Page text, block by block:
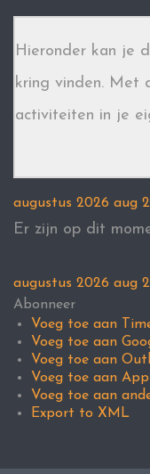
Hieronder kan je
kring vinden. Met
activiteiten in je
augustus 2026 aug
Er zijn op dit
augustus 2026 aug
Abonneer
Voeg toe aan
Voeg toe aan
Voeg toe aan
Voeg toe aan
Voeg toe aan
Export to XML